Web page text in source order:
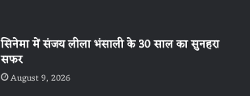
सिनेमा में संजय लीला भंसाली के 30 साल का सुनहरा
सफर
August 9, 2026